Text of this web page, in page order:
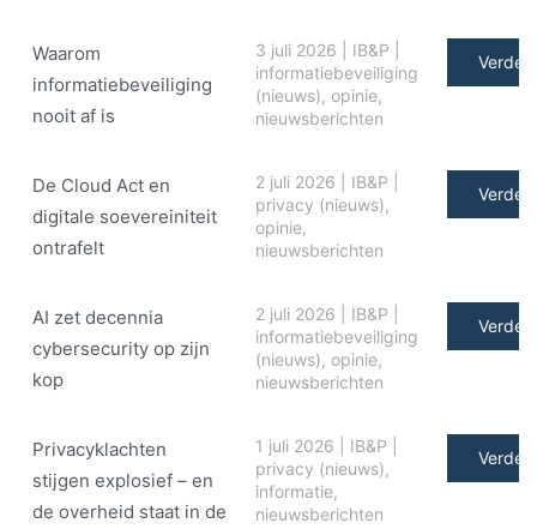
Waarom
informatiebeveiliging
nooit af is
3 juli 2026 IB&P
informatiebeveiliging
(nieuws), opinie,
nieuwsberichten
Verder
De Cloud Act en
digitale soe­ve­rei­ni­teit
ontrafelt
2 juli 2026 IB&P
privacy (nieuws),
opinie,
nieuwsberichten
Verder
AI zet decennia
cybersecurity op zijn
kop
2 juli 2026 IB&P
informatiebeveiliging
(nieuws), opinie,
nieuwsberichten
Verder
Privacyklachten
stijgen explosief – en
de overheid staat in de
1 juli 2026 IB&P
privacy (nieuws),
informatie,
nieuwsberichten
Verder